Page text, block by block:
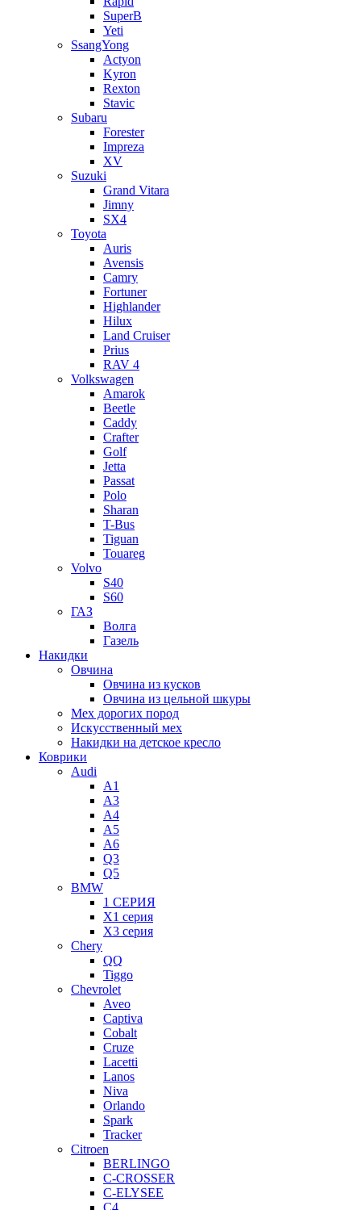
SuperB
Yeti
SsangYong
Actyon
Kyron
Rexton
Stavic
Subaru
Forester
Impreza
XV
Suzuki
Grand Vitara
Jimny
SX4
Toyota
Auris
Avensis
Camry
Fortuner
Highlander
Hilux
Land Cruiser
Prius
RAV 4
Volkswagen
Amarok
Beetle
Caddy
Crafter
Golf
Jetta
Passat
Polo
Sharan
T-Bus
Tiguan
Touareg
Volvo
S40
S60
ГАЗ
Волга
Газель
Накидки
Овчина
Овчина из кусков
Овчина из цельной шкуры
Мех дорогих пород
Искусственный мех
Накидки на детское кресло
Коврики
Audi
A1
A3
A4
A5
A6
Q3
Q5
BMW
1 СЕРИЯ
X1 серия
X3 серия
Chery
QQ
Tiggo
Chevrolet
Aveo
Captiva
Cobalt
Cruze
Lacetti
Lanos
Niva
Orlando
Spark
Tracker
Citroen
BERLINGO
C-CROSSER
C-ELYSEE
C4